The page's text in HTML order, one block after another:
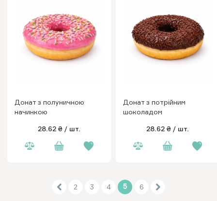
Донат з полуничною
начинкою
28.62 ₴ / шт.
Донат з потрійним
шоколадом
28.62 ₴ / шт.
2 3 4 5 6